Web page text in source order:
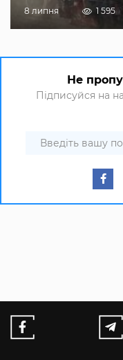
8 липня 1 595
Не
Підписуйся на